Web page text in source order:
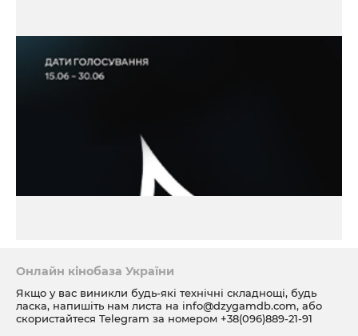
Онлайн кінобаза України
Якщо у вас виникли будь-які технічні складнощі, будь
ласка, напишіть нам листа на info@dzygamdb.com, або
скористайтеся Telegram за номером +38(096)889-21-91